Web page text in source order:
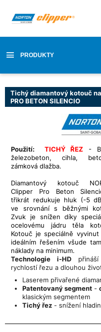
PRODUKTY
Tichý diamantový kotouč
PRO BETON SILENCIO
Použití: TICHÝ ŘEZ -
železobeton, cihla,
zámková dlažba.
Diamantový kotouč
Clipper Pro Beton
třikrát redukuje hluk (-5
ve srovnání s běžnými
Zvuk je snížen díky
ocelovému jádru těla
Kotouč je speciálně
ideálním řešením všude
náklady na minimum.
Technologie i-HD
rychlostí řezu a dlouhou
Laserem přivařené
Patentovaný segment -
klasickým segmentem
Tichý řez - snížení